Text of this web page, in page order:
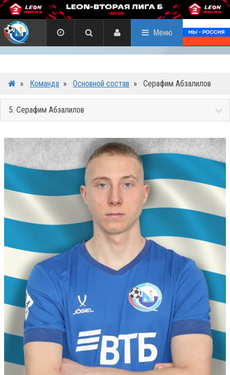
Меню
» Команда » Основной состав » Серафим Абзалилов